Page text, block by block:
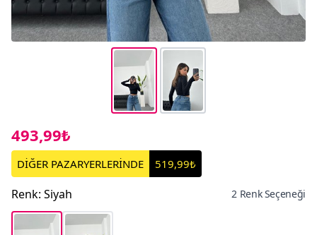
493,99₺
DİĞER PAZARYERLERİNDE 519,99₺
Renk: Siyah 2 Renk Seçeneği